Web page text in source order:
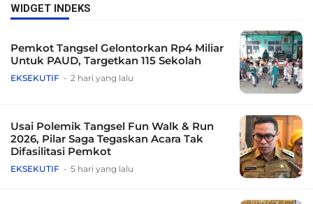
WIDGET INDEKS
Pemkot Tangsel Gelontorkan Rp4 Miliar
Untuk PAUD, Targetkan 115 Sekolah
EKSEKUTIF 2 hari yang lalu
Usai Polemik Tangsel Fun Walk & Run
2026, Pilar Saga Tegaskan Acara Tak
Difasilitasi Pemkot
EKSEKUTIF 5 hari yang lalu